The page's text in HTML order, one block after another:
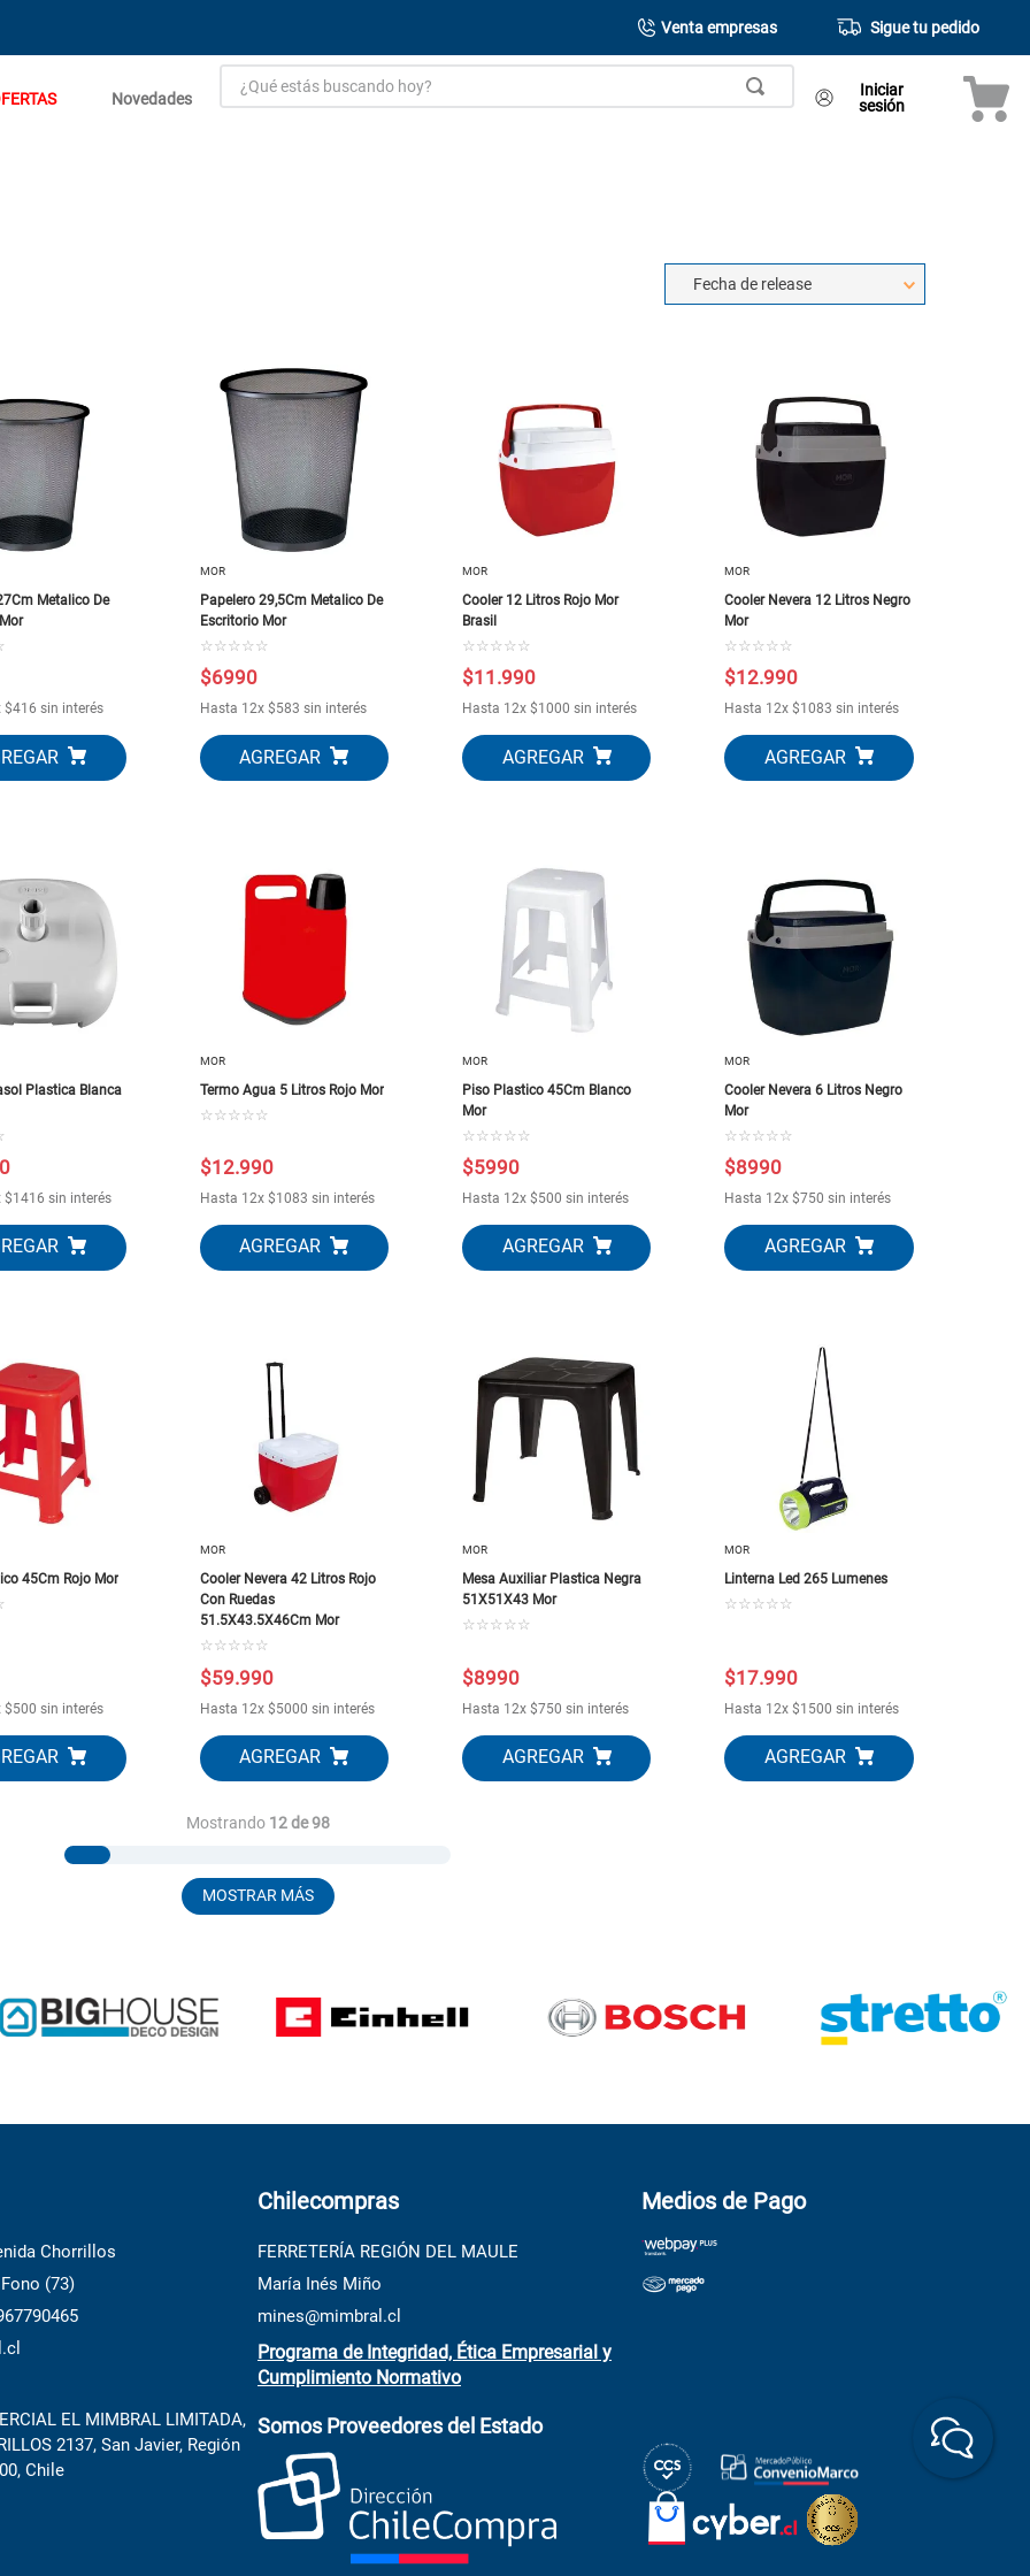
Venta empresas Sigue tu pedido
Novedades
¿Qué estás buscando hoy?
Iniciar
sesión
Fecha de release
Metalico De
$416 sin interés
MOR
Papelero 29,5Cm Metalico De
Escritorio Mor
☆ ☆ ☆ ☆ ☆
$6990
Hasta 12x $583 sin interés
MOR
Cooler 12 Litros Rojo Mor
Brasil
☆ ☆ ☆ ☆ ☆
$11 .990
Hasta 12x $1000 sin interés
MOR
Cooler Nevera 12 Litros Negro
Mor
☆ ☆ ☆ ☆ ☆
$12.990
Hasta 12x$1083 sin interés
Plastica Blanca
$1416 sin interés
MOR
Termo Agua 5 Litros Rojo Mor
☆ ☆ ☆ ☆ ☆
$12.990
Hasta 12x $1083 sin interés
MOR
Piso Plastico 45Cm Blanco
Mor
☆ ☆ ☆ ☆ ☆
$5990
Hasta 12x $500 sin interés
MOR
Cooler Nevera 6 Litros Negro
Mor
☆ ☆ ☆ ☆ ☆
$8990
Hasta 12x$750 sin interés
45Cm Rojo Mor
$500 sin interés
MOR
Cooler Nevera 42 Litros Rojo
Con Ruedas
51.5X43.5X46Cm Mor
☆ ☆ ☆ ☆ ☆
$59.990
Hasta 12x $5000 sin interés
MOR
Mesa Auxiliar Plastica Negra
51X51X43 Mor
☆ ☆ ☆ ☆ ☆
$8990
Hasta 12x $750 sin interés
MOR
Linterna Led 265 Lumenes
☆ ☆ ☆ ☆ ☆
$17.990
Hasta 12x$1500 sin interés
Mostrando 12 de 98
MOSTRAR MÁS
Chorrillos
(73)
EL MIMBRAL LIMITADA,
2137, San Javier, Región
Chile
Chilecompras
FERRETERÍA REGIÓN DEL MAULE
María Inés Miño
mines@mimbral.cl
Programa de Integridad, Ética Empresarial y
Cumplimiento Normativo
Somos Proveedores del Estado
Medios de Pago
perfil
generador
puerta
porcelanato
puertas